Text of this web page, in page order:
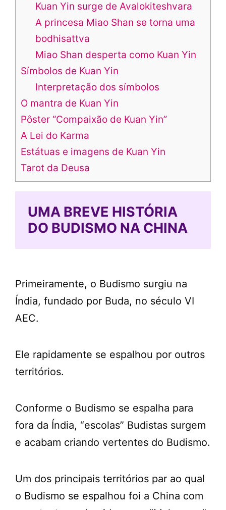
Kuan Yin surge de Avalokiteshvara
A princesa Miao Shan se torna uma
bodhisattva
Miao Shan desperta como Kuan Yin
Símbolos de Kuan Yin
Interpretação dos símbolos
O mantra de Kuan Yin
Pôster “Compaixão de Kuan Yin”
A Lei do Karma
Estátuas e imagens de Kuan Yin
Tarot da Deusa
UMA BREVE HISTÓRIA
DO BUDISMO NA CHINA
Primeiramente, o Budismo surgiu na
Índia, fundado por Buda, no século VI
AEC.
Ele rapidamente se espalhou por outros
territórios.
Conforme o Budismo se espalha para
fora da Índia, “escolas” Budistas surgem
e acabam criando vertentes do Budismo.
Um dos principais territórios par ao qual
o Budismo se espalhou foi a China com